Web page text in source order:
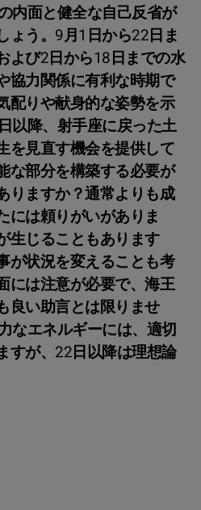
内面と健全な自己反省が
ょう。9月1日から22日ま
よび2日から18日までの水
協力関係に有利な時期で
配りや献身的な姿勢を示
以降、射手座に戻った土
を見直す機会を提供して
な部分を構築する必要が
りますか？通常よりも成
には頼りがいがありま
生じることもあります
が状況を変えることも考
には注意が必要で、海王
良い助言とは限りませ
なエネルギーには、適切
すが、22日以降は理想論